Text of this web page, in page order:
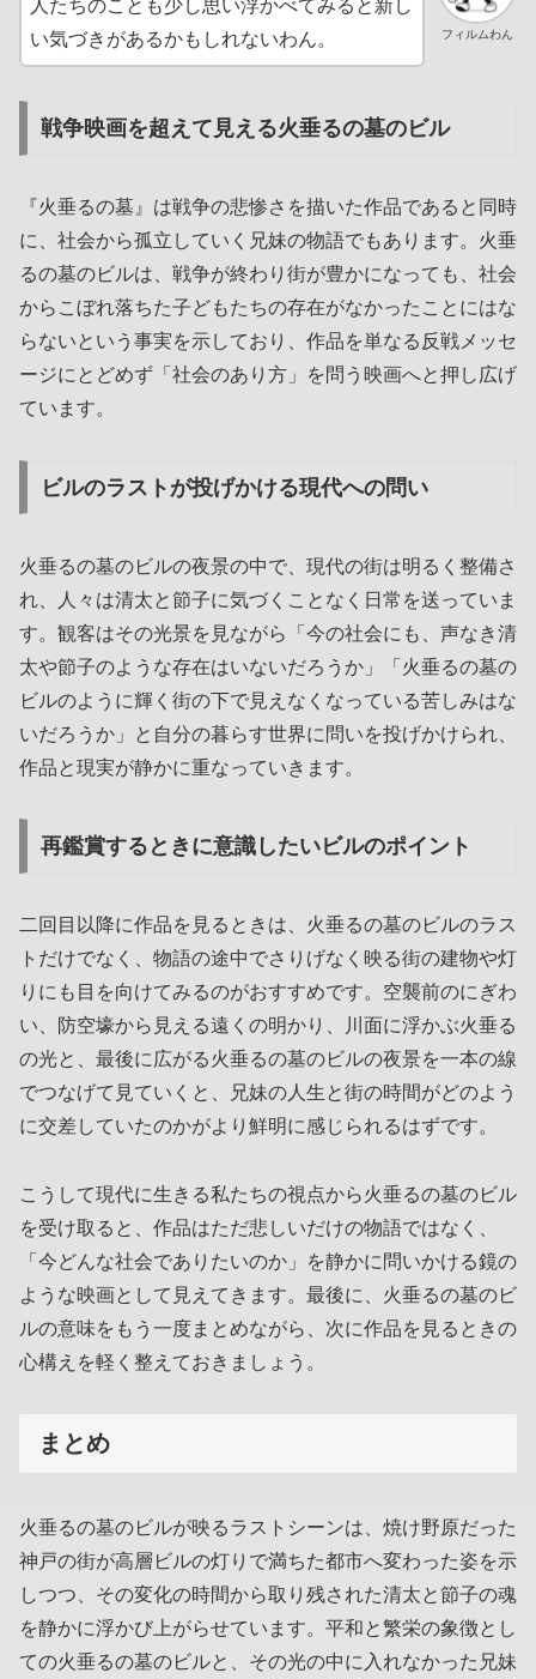
フィルムわん
人たちのことも少し思い浮かべてみると新し
い気づきがあるかもしれないわん。
戦争映画を超えて見える火垂るの墓のビル
『火垂るの墓』は戦争の悲惨さを描いた作品であると同時
に、社会から孤立していく兄妹の物語でもあります。火垂
るの墓のビルは、戦争が終わり街が豊かになっても、社会
からこぼれ落ちた子どもたちの存在がなかったことにはな
らないという事実を示しており、作品を単なる反戦メッセ
ージにとどめず「社会のあり方」を問う映画へと押し広げ
ています。
ビルのラストが投げかける現代への問い
火垂るの墓のビルの夜景の中で、現代の街は明るく整備さ
れ、人々は清太と節子に気づくことなく日常を送っていま
す。観客はその光景を見ながら「今の社会にも、声なき清
太や節子のような存在はいないだろうか」「火垂るの墓の
ビルのように輝く街の下で見えなくなっている苦しみはな
いだろうか」と自分の暮らす世界に問いを投げかけられ、
作品と現実が静かに重なっていきます。
再鑑賞するときに意識したいビルのポイント
二回目以降に作品を見るときは、火垂るの墓のビルのラス
トだけでなく、物語の途中でさりげなく映る街の建物や灯
りにも目を向けてみるのがおすすめです。空襲前のにぎわ
い、防空壕から見える遠くの明かり、川面に浮かぶ火垂る
の光と、最後に広がる火垂るの墓のビルの夜景を一本の線
でつなげて見ていくと、兄妹の人生と街の時間がどのよう
に交差していたのかがより鮮明に感じられるはずです。
こうして現代に生きる私たちの視点から火垂るの墓のビル
を受け取ると、作品はただ悲しいだけの物語ではなく、
「今どんな社会でありたいのか」を静かに問いかける鏡の
ような映画として見えてきます。最後に、火垂るの墓のビ
ルの意味をもう一度まとめながら、次に作品を見るときの
心構えを軽く整えておきましょう。
まとめ
火垂るの墓のビルが映るラストシーンは、焼け野原だった
神戸の街が高層ビルの灯りで満ちた都市へ変わった姿を示
しつつ、その変化の時間から取り残された清太と節子の魂
を静かに浮かび上がらせています。平和と繁栄の象徴とし
ての火垂るの墓のビルと、その光の中に入れなかった兄妹